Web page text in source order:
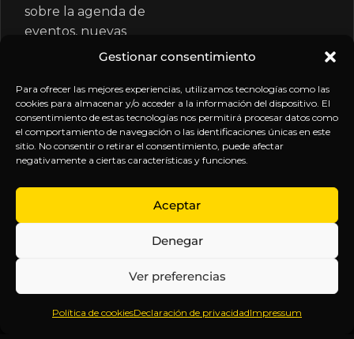
Gestionar consentimiento
Para ofrecer las mejores experiencias, utilizamos tecnologías como las
cookies para almacenar y/o acceder a la información del dispositivo. El
consentimiento de estas tecnologías nos permitirá procesar datos como
el comportamiento de navegación o las identificaciones únicas en este
sitio. No consentir o retirar el consentimiento, puede afectar
negativamente a ciertas características y funciones.
Aceptar
Denegar
Ver preferencias
Política de cookiesDeclaración de privacidadImpressum
sobre la agenda de
eventos, nuevas
publicaciones y
suscripción.
Inteligencia
Anticipándonos
EXPLORA
Inicio
Sobre
Contenido
Webinars
LEGAL
Política
de
Términos y
Aviso
SÍGUENOS